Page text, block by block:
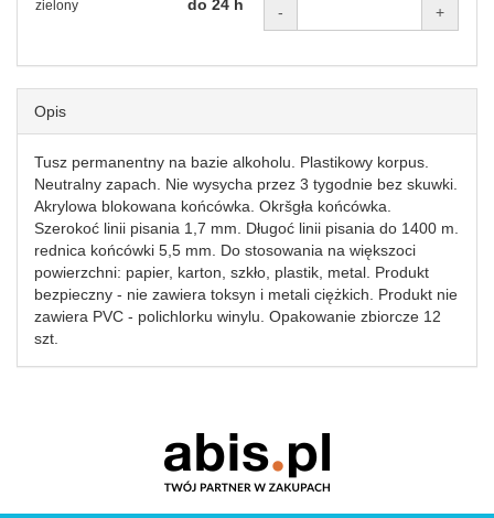
zielony do 24 h - +
Opis
Tusz permanentny na bazie alkoholu. Plastikowy korpus.
Neutralny zapach. Nie wysycha przez 3 tygodnie bez skuwki.
Akrylowa blokowana końcówka. Okršgła końcówka.
Szerokoć linii pisania 1,7 mm. Długoć linii pisania do 1400 m.
rednica końcówki 5,5 mm. Do stosowania na większoci
powierzchni: papier, karton, szkło, plastik, metal. Produkt
bezpieczny - nie zawiera toksyn i metali ciężkich. Produkt nie
zawiera PVC - polichlorku winylu. Opakowanie zbiorcze 12
szt.